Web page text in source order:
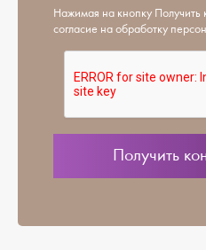
Нажимая на кнопку Получить
согласие на обработку